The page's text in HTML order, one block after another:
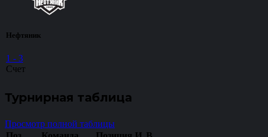
Нефтяник
1 - 3
Счет
Турнирная таблица
Просмотр полной таблицы